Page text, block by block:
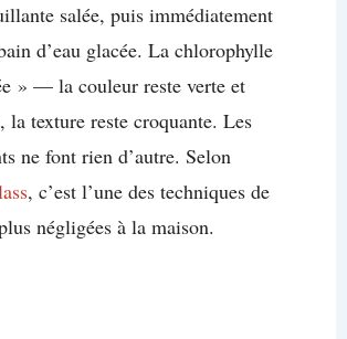
salée, puis immédiatement
d’eau glacée. La chlorophylle
» — la couleur reste verte et
la texture reste croquante. Les
ne font rien d’autre. Selon
, c’est l’une des techniques de
négligées à la maison.